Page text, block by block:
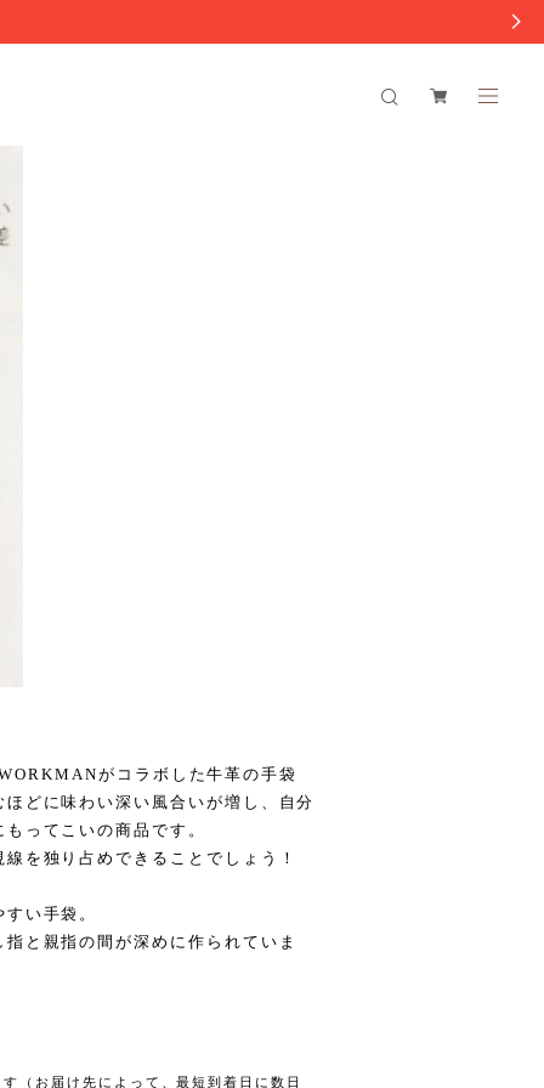
がコラボした牛革の手袋
どに味わい深い風合いが増し、自分
ってこいの商品です。
を独り占めできることでしょう！
い手袋。
と親指の間が深めに作られていま
（お届け先によって、最短到着日に数日